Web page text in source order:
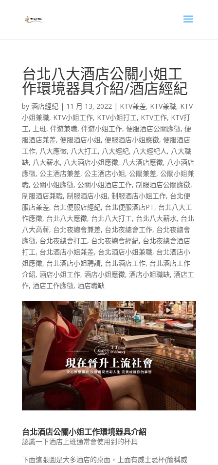
台北八大酒店公關小姐工
作環境器具介紹/酒店經紀
by 酒店經紀| 11 月 13, 2022| KTV兼差, KTV兼職, KTV
小姐兼職, KTV小姐工作, KTV小姐打工, KTV工作, KTV打
工, 上班, 伴遊兼職, 伴遊小姐工作, 便服酒店公關應徵, 便
服酒店兼差, 便服酒店小姐, 便服酒店小姐應徵, 便服酒店
工作, 八大應徵, 八大打工, 八大經紀, 八大經紀人, 八大職
缺, 八大薪水, 八大酒店小姐應徵, 八大酒店應徵, 八小酒店
應徵, 公主酒店兼差, 公主酒店小姐, 公關兼差, 公關小姐兼
職, 公關小姐應徵, 公關小姐酒店工作, 制服酒店公關應徵,
制服酒店兼職, 制服酒店小姐, 制服酒店小姐工作, 台北便
服店兼差, 台北便服店經紀, 台北便服酒店PT, 台北八大工
作應徵, 台北八大應徵, 台北八大打工, 台北八大薪水, 台北
八大高薪, 台北夜總會兼差, 台北夜總會工作, 台北夜總會
應徵, 台北夜總會打工, 台北夜總會經紀, 台北夜總會酒店
打工, 台北酒店小姐兼差, 台北酒店小姐兼職, 台北酒店小
姐應徵, 台北酒店小姐聘請, 台北酒店工作, 台北酒店工作
介紹, 酒店小姐工作, 酒店小姐應徵, 酒店小姐職缺, 酒店工
作, 酒店工作應徵, 酒店職缺
台北酒店公關小姐工作環境器具介紹
認識一下酒店上班通常會使用到的杯具
下面這張圖是大多酒店的桌面，上面有威士忌杯(簡稱威